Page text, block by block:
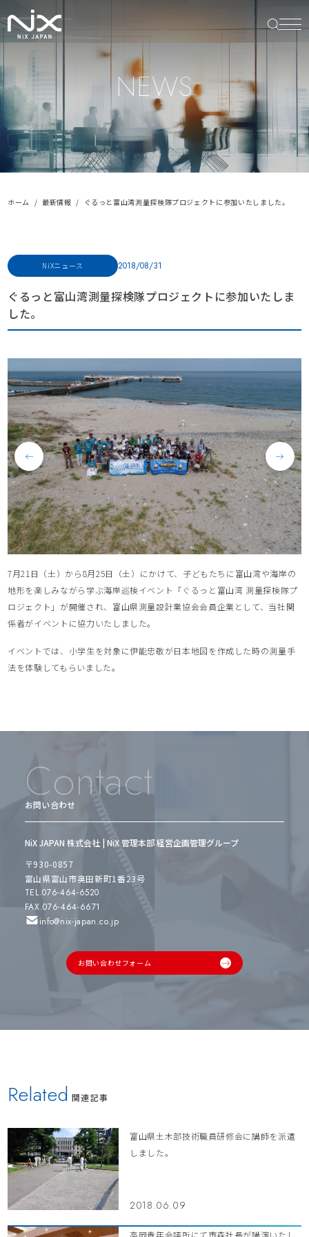
NEWS
ホーム 最新情報 ぐるっと富山湾測量探検隊プロジェクトに参加いたしました。
NiXニュース 2018/08/31
ぐるっと富山湾測量探検隊プロジェクトに参加いたしま
した。
7月21日（土）から8月25日（土）にかけて、子どもたちに富山湾や海岸の
地形を楽しみながら学ぶ海岸巡検イベント「ぐるっと富山湾 測量探検隊プ
ロジェクト」が開催され、富山県測量設計業協会会員企業として、当社関
係者がイベントに協力いたしました。
イベントでは、小学生を対象に伊能忠敬が日本地図を作成した時の測量手
法を体験してもらいました。
Contact
お問い合わせ
NiX JAPAN 株式会社 | NiX 管理本部 経営企画管理グループ
〒930-0857
富山県富山市奥田新町1番23号
TEL.076-464-6520
FAX.076-464-6671
info@nix-japan.co.jp
お問い合わせフォーム
Related 関連記事
富山県土木部技術職員研修会に講師を派遣
しました。
2018.06.09
高岡青年会議所にて市森社長が講演いたし